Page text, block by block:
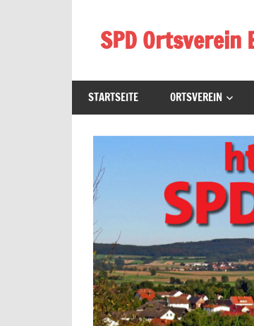
springenSPD Ortsverein
des
SPD-
Ortsverein
Ebsdorf
STARTSEITE ORTSVEREIN